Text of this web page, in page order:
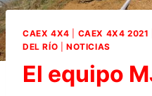
CAEX 4X4 CAEX 4X4 2021
DEL RÍO
NOTICIAS
El equipo